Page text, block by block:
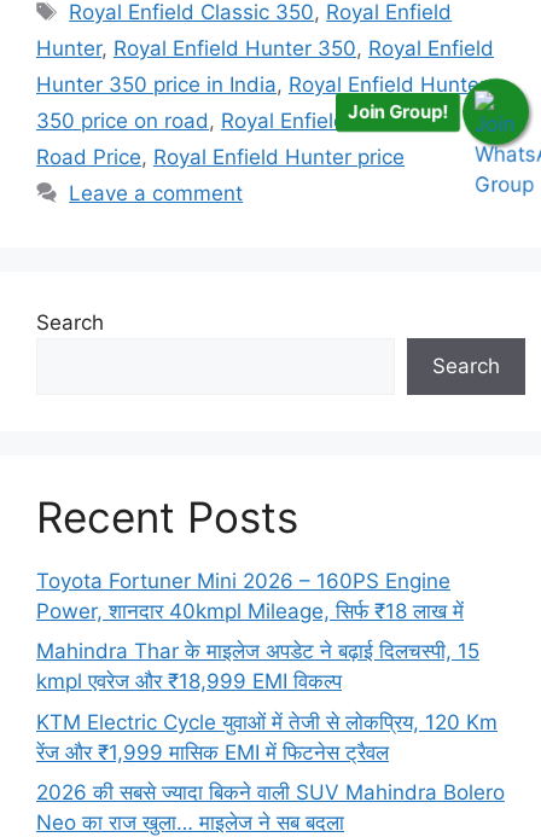
Tags
Royal Enfield Classic 350, Royal Enfield
Hunter, Royal Enfield Hunter 350, Royal Enfield
Hunter 350 price in India, Royal Enfield Hunter
350 price on road , Royal Enfield Hunter on
Road Price, Royal Enfield Hunter price
Leave a comment
Search
Search
Recent Posts
Toyota Fortuner Mini 2026 – 160PS Engine
Power, शानदार 40kmpl Mileage, सिर्फ ₹18 लाख में
Mahindra Thar के माइलेज अपडेट ने बढ़ाई दिलचस्पी, 15
kmpl एवरेज और ₹18,999 EMI विकल्प
KTM Electric Cycle युवाओं में तेजी से लोकप्रिय, 120 Km
रेंज और ₹1,999 मासिक EMI में फिटनेस ट्रैवल
2026 की सबसे ज्यादा बिकने वाली SUV Mahindra Bolero
Neo का राज खुला… माइलेज ने सब बदला
Join Group!